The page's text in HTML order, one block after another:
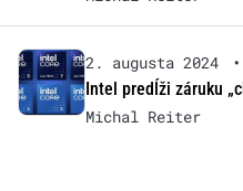
2. augusta 2024 •
Intel predĺži záruku
Michal Reiter